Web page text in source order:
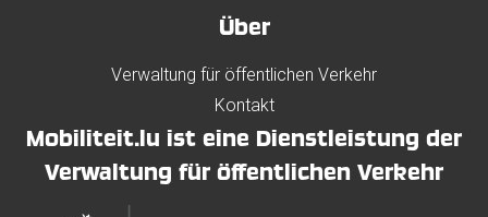
Über
Verwaltung für öffentlichen Verkehr
Kontakt
Mobiliteit.lu ist eine Dienstleistung der
Verwaltung für öffentlichen Verkehr